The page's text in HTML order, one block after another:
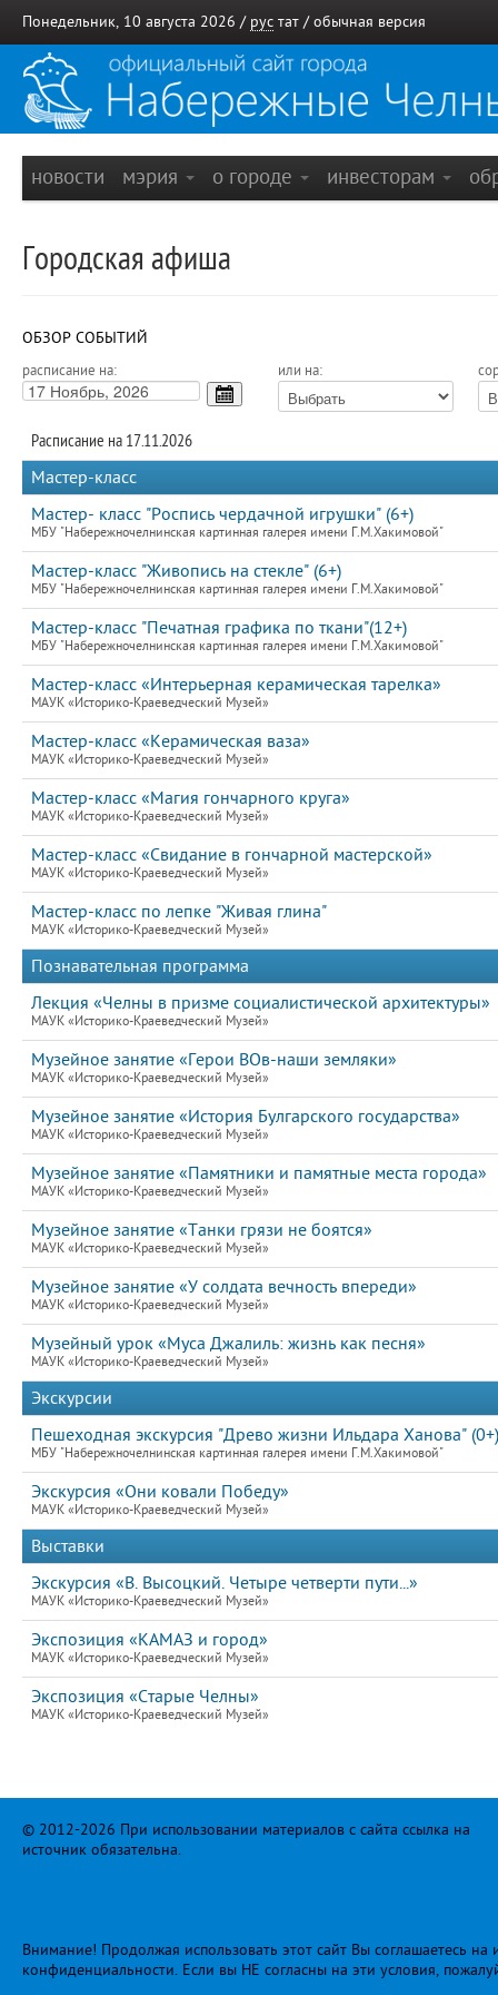
Понедельник, 10 августа 2026 / рус тат / обычная версия
новости мэрия о городе инвесторам
Городская афиша
ОБЗОР СОБЫТИЙ
расписание на: или на:
Расписание на 17.11.2026
Мастер-класс
Мастер- класс "Роспись чердачной игрушки" (6+)
МБУ "Набережночелнинская картинная галерея имени Г.М.Хакимовой"
Мастер-класс "Живопись на стекле" (6+)
МБУ "Набережночелнинская картинная галерея имени Г.М.Хакимовой"
Мастер-класс "Печатная графика по ткани"(12+)
МБУ "Набережночелнинская картинная галерея имени Г.М.Хакимовой"
Мастер-класс «Интерьерная керамическая тарелка»
МАУК «Историко-Краеведческий Музей»
Мастер-класс «Керамическая ваза»
МАУК «Историко-Краеведческий Музей»
Мастер-класс «Магия гончарного круга»
МАУК «Историко-Краеведческий Музей»
Мастер-класс «Свидание в гончарной мастерской»
МАУК «Историко-Краеведческий Музей»
Мастер-класс по лепке "Живая глина"
МАУК «Историко-Краеведческий Музей»
Познавательная программа
Лекция «Челны в призме социалистической архитектуры»
МАУК «Историко-Краеведческий Музей»
Музейное занятие «Герои ВОв-наши земляки»
МАУК «Историко-Краеведческий Музей»
Музейное занятие «История Булгарского государства»
МАУК «Историко-Краеведческий Музей»
Музейное занятие «Памятники и памятные места города»
МАУК «Историко-Краеведческий Музей»
Музейное занятие «Танки грязи не боятся»
МАУК «Историко-Краеведческий Музей»
Музейное занятие «У солдата вечность впереди»
МАУК «Историко-Краеведческий Музей»
Музейный урок «Муса Джалиль: жизнь как песня»
МАУК «Историко-Краеведческий Музей»
Экскурсии
Пешеходная экскурсия "Древо жизни Ильдара Ханова" (0+)
МБУ "Набережночелнинская картинная галерея имени Г.М.Хакимовой"
Экскурсия «Они ковали Победу»
МАУК «Историко-Краеведческий Музей»
Выставки
Экскурсия «В. Высоцкий. Четыре четверти пути...»
МАУК «Историко-Краеведческий Музей»
Экспозиция «КАМАЗ и город»
МАУК «Историко-Краеведческий Музей»
Экспозиция «Старые Челны»
МАУК «Историко-Краеведческий Музей»
© 2012-2026 При использовании материалов с сайта ссылка на
источник обязательна.
Внимание! Продолжая использовать этот сайт Вы соглашаетесь
конфиденциальности. Если вы НЕ согласны на эти условия,